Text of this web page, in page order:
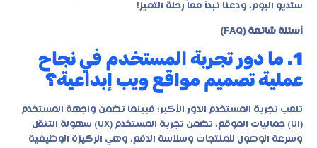
ستديو اليوم، ودعنا نبدأ معاً رحلة التميز!
أسئلة شائعة (FAQ)
1. ما دور تجربة المستخدم في نجاح
عملية تصميم مواقع ويب إبداعية؟
تلعب تجربة المستخدم الدور الأكبر؛ فبينما تضمن واجهة المستخدم
(UI) جماليات الموقع، تضمن تجربة المستخدم (UX) سهولة التنقل
وسرعة الوصول للمنتجات وسلاسة الدفع، وهي الركيزة الوظيفية